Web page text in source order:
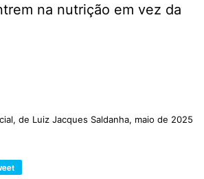
na nutrição em vez da
de Luiz Jacques Saldanha, maio de 2025